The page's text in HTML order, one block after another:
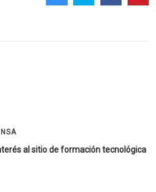
al sitio de formación tecnológica